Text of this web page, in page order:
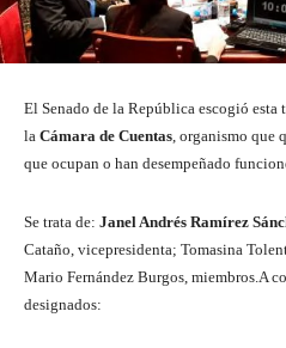
El Senado de la República escogió esta
la Cámara de Cuentas, organismo que
que ocupan o han desempeñado
Se trata de: Janel Andrés Ramírez
Cataño, vicepresidenta; Tomasina
Mario Fernández Burgos, miembros.A
designados: